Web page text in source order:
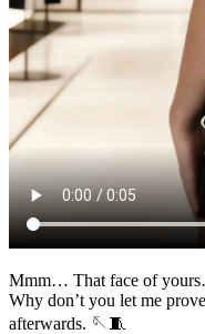
Mmm… That face of
Why don’t you let me
afterwards. 🪡🧵